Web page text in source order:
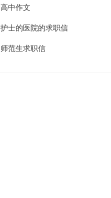
高中作文
护士的医院的求职信
师范生求职信